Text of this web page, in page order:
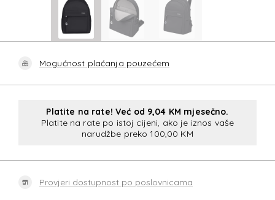
Mogućnost plaćanja pouzećem
Platite na rate! Već od 9,04 KM mjesečno.
Platite na rate po istoj cijeni, ako je iznos vaše
narudžbe preko 100,00 KM
Provjeri dostupnost po poslovnicama